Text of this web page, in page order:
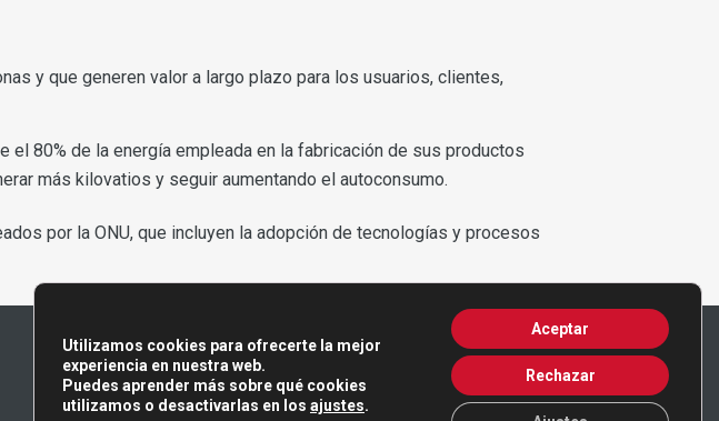
y que generen valor a largo plazo para los usuarios, clientes,
el 80% de la energía empleada en la fabricación de sus productos
más kilovatios y seguir aumentando el autoconsumo.
por la ONU, que incluyen la adopción de tecnologías y procesos
Utilizamos cookies para ofrecerte la mejor
experiencia en nuestra web.
Puedes aprender más sobre qué cookies
utilizamos o desactivarlas en los ajustes.
Aceptar
Rechazar